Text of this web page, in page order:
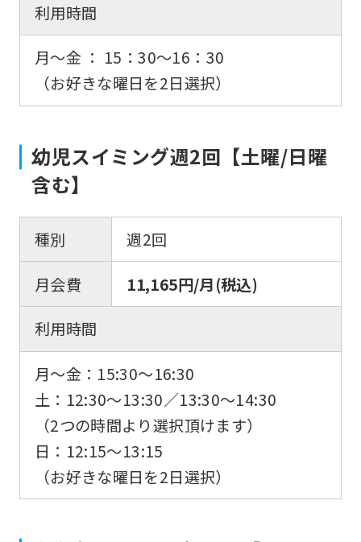
利用時間
月〜金 ： 15：30〜16：30
（お好きな曜日を2日選択）
幼児スイミング週2回【土曜/日曜
含む】
種別
週2回
月会費
11,165円/月(税込)
利用時間
月～金：15:30～16:30
土：12:30～13:30／13:30～14:30
（2つの時間より選択頂けます）
日：12:15～13:15
（お好きな曜日を2日選択）